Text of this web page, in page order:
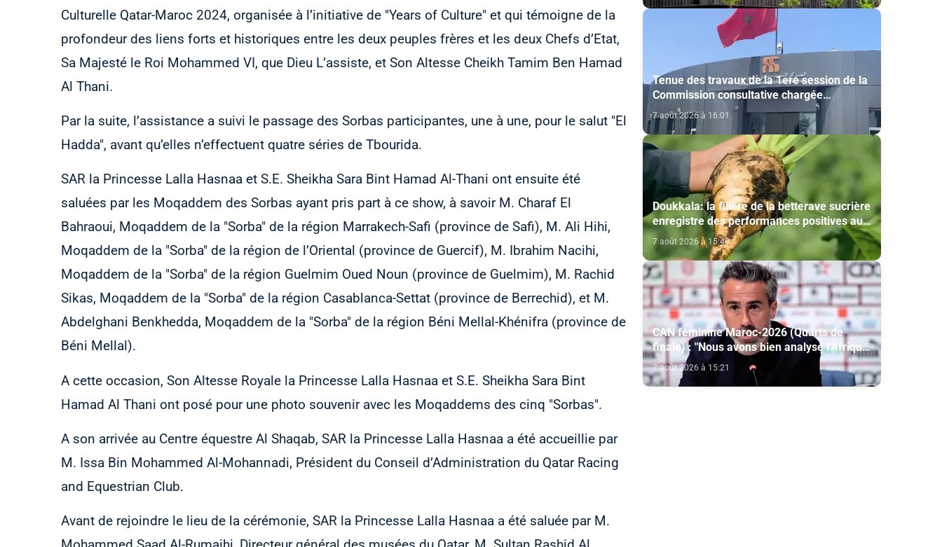
Culturelle Qatar-Maroc 2024, organisée à l’initiative de "Years of Culture" et qui témoigne de la
profondeur des liens forts et historiques entre les deux peuples frères et les deux Chefs d’Etat,
Sa Majesté le Roi Mohammed VI, que Dieu L’assiste, et Son Altesse Cheikh Tamim Ben Hamad
Al Thani.
Par la suite, l’assistance a suivi le passage des Sorbas participantes, une à une, pour le salut "El
Hadda", avant qu’elles n’effectuent quatre séries de Tbourida.
SAR la Princesse Lalla Hasnaa et S.E. Sheikha Sara Bint Hamad Al-Thani ont ensuite été
saluées par les Moqaddem des Sorbas ayant pris part à ce show, à savoir M. Charaf El
Bahraoui, Moqaddem de la "Sorba" de la région Marrakech-Safi (province de Safi), M. Ali Hihi,
Moqaddem de la "Sorba" de la région de l’Oriental (province de Guercif), M. Ibrahim Nacihi,
Moqaddem de la "Sorba" de la région Guelmim Oued Noun (province de Guelmim), M. Rachid
Sikas, Moqaddem de la "Sorba" de la région Casablanca-Settat (province de Berrechid), et M.
Abdelghani Benkhedda, Moqaddem de la "Sorba" de la région Béni Mellal-Khénifra (province de
Béni Mellal).
A cette occasion, Son Altesse Royale la Princesse Lalla Hasnaa et S.E. Sheikha Sara Bint
Hamad Al Thani ont posé pour une photo souvenir avec les Moqaddems des cinq "Sorbas".
A son arrivée au Centre équestre Al Shaqab, SAR la Princesse Lalla Hasnaa a été accueillie par
M. Issa Bin Mohammed Al-Mohannadi, Président du Conseil d’Administration du Qatar Racing
and Equestrian Club.
Avant de rejoindre le lieu de la cérémonie, SAR la Princesse Lalla Hasnaa a été saluée par M.
Tenue des travaux de la 1ere session de la
Commission consultative chargée
d’émettre un avis sur la délivrance de la
carte du professionnel du cinéma (CCM)
7 août 2026 à 16:01
Doukkala: la filière de la betterave sucrière
enregistre des performances positives au
titre de la campagne agricole 2025-2026
7 août 2026 à 15:49
CAN féminine Maroc-2026 (Quarts de
finale) : "Nous avons bien analysé l'Afrique
du Sud pour aller chercher la victoire"
(Jorge Vilda)
7 août 2026 à 15:21